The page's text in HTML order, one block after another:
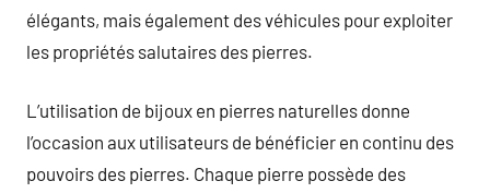
élégants, mais également des véhicules pour exploiter
les propriétés salutaires des pierres.
L’utilisation de bijoux en pierres naturelles donne
l’occasion aux utilisateurs de bénéficier en continu des
pouvoirs des pierres. Chaque pierre possède des